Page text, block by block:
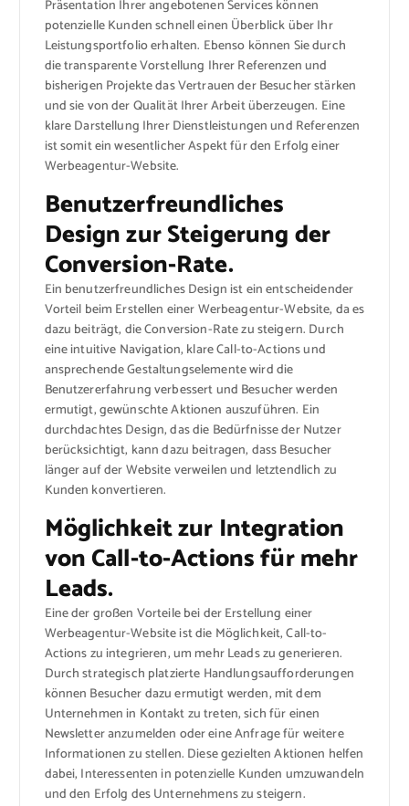
Präsentation Ihrer angebotenen Services können
potenzielle Kunden schnell einen Überblick über Ihr
Leistungsportfolio erhalten. Ebenso können Sie durch
die transparente Vorstellung Ihrer Referenzen und
bisherigen Projekte das Vertrauen der Besucher stärken
und sie von der Qualität Ihrer Arbeit überzeugen. Eine
klare Darstellung Ihrer Dienstleistungen und Referenzen
ist somit ein wesentlicher Aspekt für den Erfolg einer
Werbeagentur-Website.
Benutzerfreundliches
Design zur Steigerung der
Conversion-Rate.
Ein benutzerfreundliches Design ist ein entscheidender
Vorteil beim Erstellen einer Werbeagentur-Website, da es
dazu beiträgt, die Conversion-Rate zu steigern. Durch
eine intuitive Navigation, klare Call-to-Actions und
ansprechende Gestaltungselemente wird die
Benutzererfahrung verbessert und Besucher werden
ermutigt, gewünschte Aktionen auszuführen. Ein
durchdachtes Design, das die Bedürfnisse der Nutzer
berücksichtigt, kann dazu beitragen, dass Besucher
länger auf der Website verweilen und letztendlich zu
Kunden konvertieren.
Möglichkeit zur Integration
von Call-to-Actions für mehr
Leads.
Eine der großen Vorteile bei der Erstellung einer
Werbeagentur-Website ist die Möglichkeit, Call-to-
Actions zu integrieren, um mehr Leads zu generieren.
Durch strategisch platzierte Handlungsaufforderungen
können Besucher dazu ermutigt werden, mit dem
Unternehmen in Kontakt zu treten, sich für einen
Newsletter anzumelden oder eine Anfrage für weitere
Informationen zu stellen. Diese gezielten Aktionen helfen
dabei, Interessenten in potenzielle Kunden umzuwandeln
und den Erfolg des Unternehmens zu steigern.